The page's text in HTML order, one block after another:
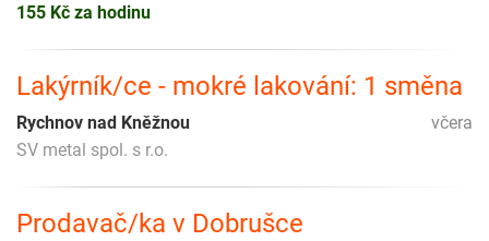
155 Kč za hodinu
Lakýrník/ce - mokré lakování: 1 směna
včera
Rychnov nad Kněžnou
SV metal spol. s r.o.
Prodavač/ka v Dobrušce